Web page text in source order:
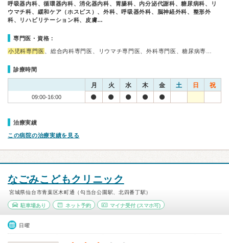
呼吸器内科、循環器内科、消化器内科、胃腸科、内分泌代謝科、糖尿病科、リ
ウマチ科、緩和ケア（ホスピス）、外科、呼吸器外科、脳神経外科、整形外
科、リハビリテーション科、皮膚…
専門医・資格：
小児科専門医 、総合内科専門医、リウマチ専門医、外科専門医、糖尿病専…
診療時間
月 火 水 木 金 土 日 祝
09:00-16:00
治療実績
この病院の治療実績を見る
なごみこどもクリニック
宮城県仙台市青葉区木町通（勾当台公園駅、北四番丁駅）
駐車場あり ネット予約 マイナ受付 (スマホ可)
日曜